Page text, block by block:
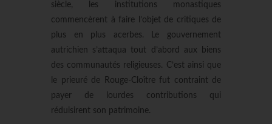
siècle, les institutions monastiques
commencèrent à faire l’objet de critiques de
plus en plus acerbes. Le gouvernement
autrichien s’attaqua tout d’abord aux biens
des communautés religieuses. C’est ainsi que
le prieuré de Rouge-Cloître fut contraint de
payer de lourdes contributions qui
réduisirent son patrimoine.